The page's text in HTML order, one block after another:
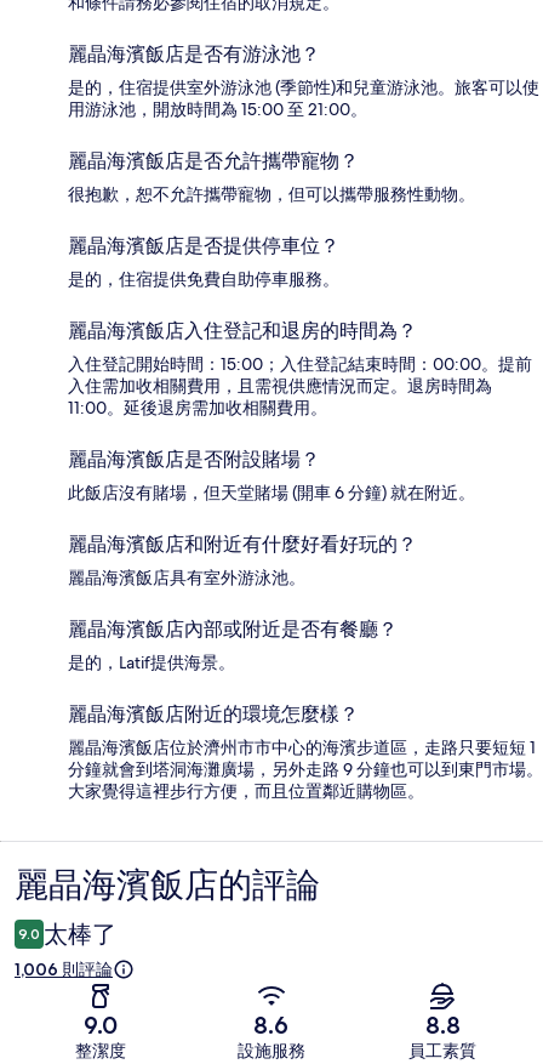
麗晶海濱飯店是否有游泳池？
是的，住宿提供室外游泳池 (季節性)和兒童游泳池。旅客可以使
用游泳池，開放時間為 15:00 至 21:00。
麗晶海濱飯店是否允許攜帶寵物？
很抱歉，恕不允許攜帶寵物，但可以攜帶服務性動物。
麗晶海濱飯店是否提供停車位？
是的，住宿提供免費自助停車服務。
麗晶海濱飯店入住登記和退房的時間為？
入住登記開始時間：15:00；入住登記結束時間：00:00。提前
入住需加收相關費用，且需視供應情況而定。退房時間為
11:00。延後退房需加收相關費用。
麗晶海濱飯店是否附設賭場？
此飯店沒有賭場，但天堂賭場 (開車 6 分鐘) 就在附近。
麗晶海濱飯店和附近有什麼好看好玩的？
麗晶海濱飯店具有室外游泳池。
麗晶海濱飯店內部或附近是否有餐廳？
是的，Latif提供海景。
麗晶海濱飯店附近的環境怎麼樣？
麗晶海濱飯店位於濟州市市中心的海濱步道區，走路只要短短 1
分鐘就會到塔洞海灘廣場，另外走路 9 分鐘也可以到東門市場。
大家覺得這裡步行方便，而且位置鄰近購物區。
評
論
麗晶海濱飯店的評論
9.0 太棒了
1,006 則評論
9.0
整潔度
8.6
設施服務
8.8
員工素質